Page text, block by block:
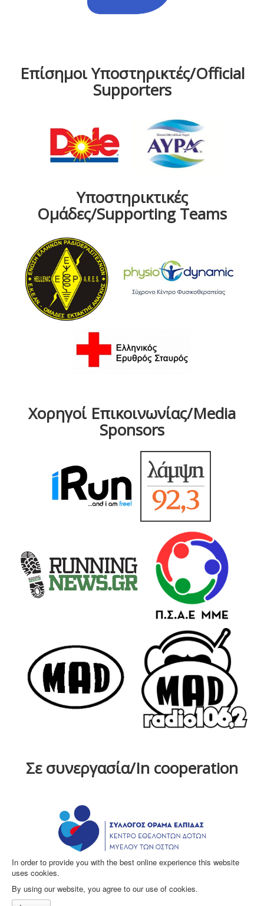
Επίσημοι Υποστηρικτές/Official
Supporters
Υποστηρικτικές
Ομάδες/Supporting Teams
Χορηγοί Επικοινωνίας/Media
Sponsors
Σε συνεργασία/In cooperation
In order to provide you with the best online experience this website
uses cookies.
By using our website, you agree to our use of cookies.